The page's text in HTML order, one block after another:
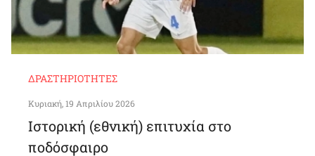
ΔΡΑΣΤΗΡΙΌΤΗΤΕΣ
Κυριακή, 19 Απριλίου 2026
Ιστορική (εθνική) επιτυχία στο
ποδόσφαιρο